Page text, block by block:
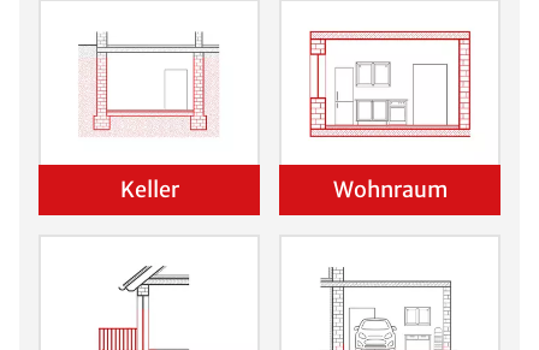
Keller Wohnraum